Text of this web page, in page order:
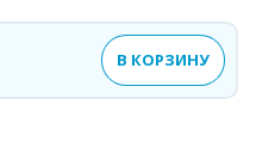
В КОРЗИНУ